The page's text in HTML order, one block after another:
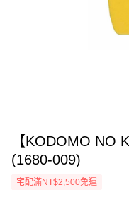
【KODOMO NO
(1680-009)
宅配滿NT$2,500免運